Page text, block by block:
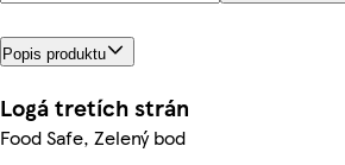
Popis produktu
Logá tretích strán
Food Safe, Zelený bod